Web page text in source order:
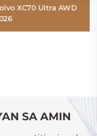
XC70 Ultra AWD
SA AMIN